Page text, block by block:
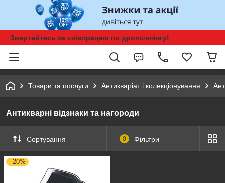
Звертайтесь за співпрацею по дропшипінгу!
Товари та послуги Антикваріат і колекціонування
Антикварні відзнаки та нагороди
Сортування 0 Фільтри
–20%